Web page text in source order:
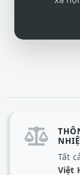
Tất
Việt